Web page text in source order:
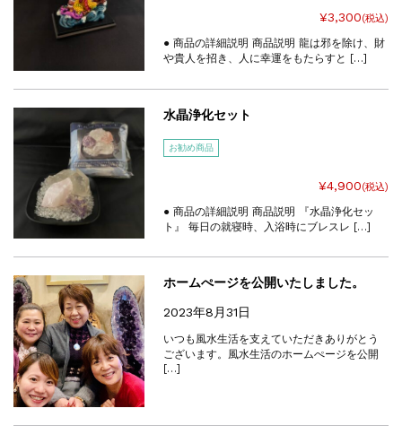
¥3,300(税込)
● 商品の詳細説明 商品説明 龍は邪を除け、財
や貴人を招き、人に幸運をもたらすと […]
水晶浄化セット
お勧め商品
¥4,900(税込)
● 商品の詳細説明 商品説明 『水晶浄化セッ
ト』 毎日の就寝時、入浴時にブレスレ […]
ホームぺージを公開いたしました。
2023年8月31日
いつも風水生活を支えていただきありがとう
ございます。風水生活のホームぺージを公開
[…]